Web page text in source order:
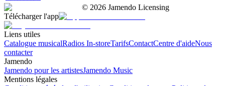
© 2026 Jamendo Licensing
Télécharger l'app
Liens utiles
Catalogue musicalRadios In-storeTarifsContactCentre d'aideNous
contacter
Jamendo
Jamendo pour les artistesJamendo Music
Mentions légales